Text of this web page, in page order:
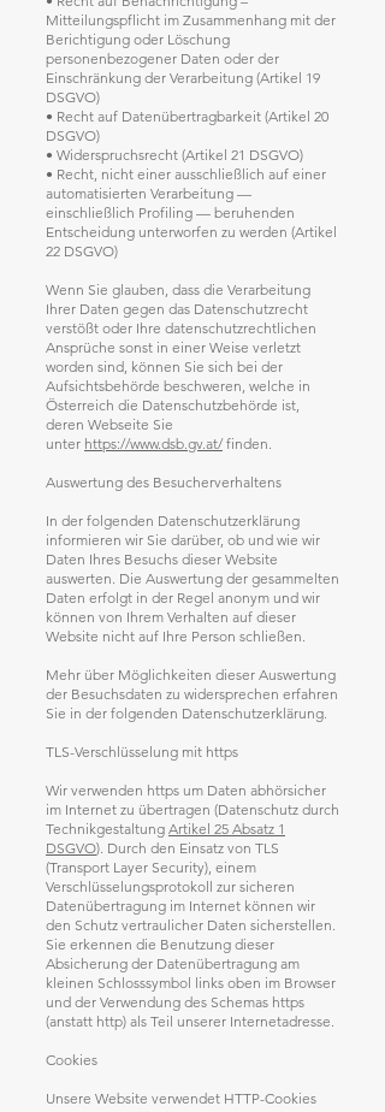
Mitteilungspflicht im Zusammenhang mit der
Berichtigung oder Löschung
personenbezogener Daten oder der
Einschränkung der Verarbeitung (Artikel 19
DSGVO)
• Recht auf Datenübertragbarkeit (Artikel 20
DSGVO)
• Widerspruchsrecht (Artikel 21 DSGVO)
• Recht, nicht einer ausschließlich auf einer
automatisierten Verarbeitung —
einschließlich Profiling — beruhenden
Entscheidung unterworfen zu werden (Artikel
22 DSGVO)
Wenn Sie glauben, dass die Verarbeitung
Ihrer Daten gegen das Datenschutzrecht
verstößt oder Ihre datenschutzrechtlichen
Ansprüche sonst in einer Weise verletzt
worden sind, können Sie sich bei der
Aufsichtsbehörde beschweren, welche in
Österreich die Datenschutzbehörde ist,
deren Webseite Sie
unter https://www.dsb.gv.at/finden.
Auswertung des Besucherverhaltens
In der folgenden Datenschutzerklärung
informieren wir Sie darüber, ob und wie wir
Daten Ihres Besuchs dieser Website
auswerten. Die Auswertung der gesammelten
Daten erfolgt in der Regel anonym und wir
können von Ihrem Verhalten auf dieser
Website nicht auf Ihre Person schließen.
Mehr über Möglichkeiten dieser Auswertung
der Besuchsdaten zu widersprechen erfahren
Sie in der folgenden Datenschutzerklärung.
TLS-Verschlüsselung mit https
Wir verwenden https um Daten abhörsicher
im Internet zu übertragen (Datenschutz durch
Technikgestaltung Artikel 25 Absatz 1
DSGVO). Durch den Einsatz von TLS
(Transport Layer Security), einem
Verschlüsselungsprotokoll zur sicheren
Datenübertragung im Internet können wir
den Schutz vertraulicher Daten sicherstellen.
Sie erkennen die Benutzung dieser
Absicherung der Datenübertragung am
kleinen Schlosssymbol links oben im Browser
und der Verwendung des Schemas https
(anstatt http) als Teil unserer Internetadresse.
Cookies
Unsere Website verwendet HTTP-Cookies